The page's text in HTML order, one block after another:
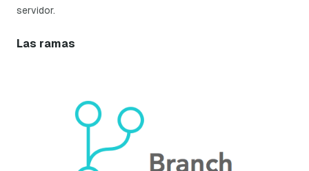
servidor.
Las ramas